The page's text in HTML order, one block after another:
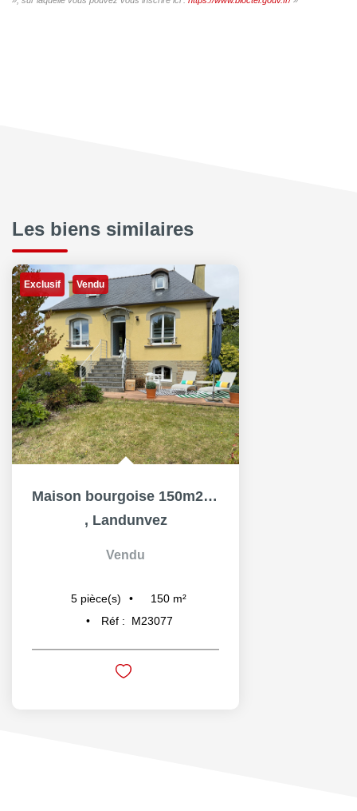
Les biens similaires
Exclusif Vendu
Maison bourgoise 150m2 KERSAINT EN LANDUNVEZ
, Landunvez
Vendu
5 pièce(s) 150 m²
Réf :
M23077